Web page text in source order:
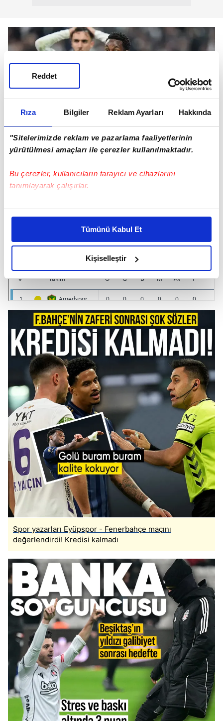
Rıza Bilgiler Reklam Ayarları Hakkında
"Sitelerimizde reklam ve pazarlama faaliyetlerinin
yürütülmesi amaçları ile çerezler kullanılmaktadır.
Bu çerezler, kullanıcıların tarayıcı ve cihazlarını
tanımlayarak çalışırlar.
Bu çerezlere izin vermeniz halinde sizlere özel
daha iyi reklam deneyimi yaşatabiliriz. Bunu yaparken
amacımızın size daha iyi bir reklam deneyimi sunmak
olduğunu ve sizlere en iyi içerikleri sunabilmek adına
elimizden gelen çabayı gösterdiğimizi ve bu noktada,
reklamların maliyetlerimizi karşılamak noktasında tek gelir
kalemimiz olduğunu sizlere hatırlatmak isteriz.
Her halükârda, kullanıcılar, bu çerezlere izin vermedikleri
takdirde, kullanıcılara hedefli reklamlar
gösterilmeyecektir."
Sizlere daha iyi bir hizmet sunabilmek için İnternet
Sitemizde kendimize ve üçüncü kişilere ait çerezler
kullanılmaktadır. Bu çerezler vasıtasıyla çeşitli kişisel
verileriniz işlenmekte olup gerekli olan çerezler bilgi
toplumu hizmetlerinin sunulması amacıyla
kullanılmaktadır. Diğer çerezler, sitemizin daha işlevsel
kılınması ve kişiselleştirilmesi ve sizlere yönelik
reklam/pazarlama faaliyetlerinin yapılması, amaçlarıyla
sınırlı olarak açık rızanız dahilinde kullanılacaktır.
Çerezlere ilişkin tercihlerinizi aşağıda yer alan panel
vasıtasıyla belirleyebilirsiniz. Çerezlere ilişkin detaylı bilgi
için Ayarlar butonuna tıklayabilir,
Çerez Bilgilendirme
Metnimiziziyaret edebilirsiniz.
6698 sayılı Kişisel Verilerin Korunması Kanunu uyarınca
ilgili mevzuata uygun olarak kullanılan çerezlerle ilgili bilgi
almak için lütfen
tıklayınız .
Tümünü Kabul Et
Kişiselleştir
Reddet
öne geçtiği derbide Fenerbahçe'ye 3-2 mağlup
olmuştu.
Spor yazarları Eyüpspor - Fenerbahçe maçını
değerlendirdi! Kredisi kalmadı